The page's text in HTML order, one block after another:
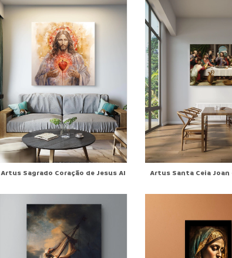
Artus Sagrado Coração de Jesus AI Artus Santa Ceia Joan